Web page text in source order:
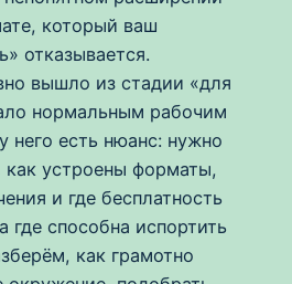
который ваш
отказывается.
вышло из стадии «для
нормальным рабочим
него есть нюанс: нужно
как устроены форматы,
и где бесплатность
где способна испортить
как грамотно